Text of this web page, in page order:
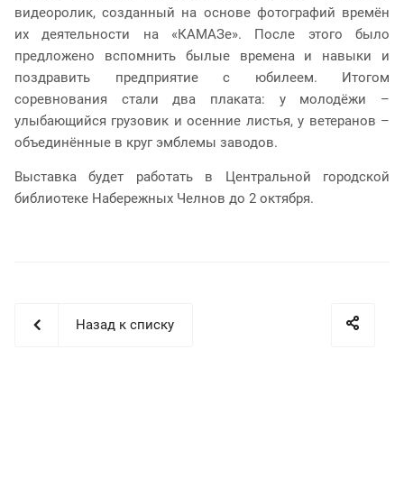
видеоролик, созданный на основе фотографий времён
их деятельности на «КАМАЗе». После этого было
предложено вспомнить былые времена и навыки и
поздравить предприятие с юбилеем. Итогом
соревнования стали два плаката: у молодёжи –
улыбающийся грузовик и осенние листья, у ветеранов –
объединённые в круг эмблемы заводов.
Выставка будет работать в Центральной городской
библиотеке Набережных Челнов до 2 октября.
Назад к списку